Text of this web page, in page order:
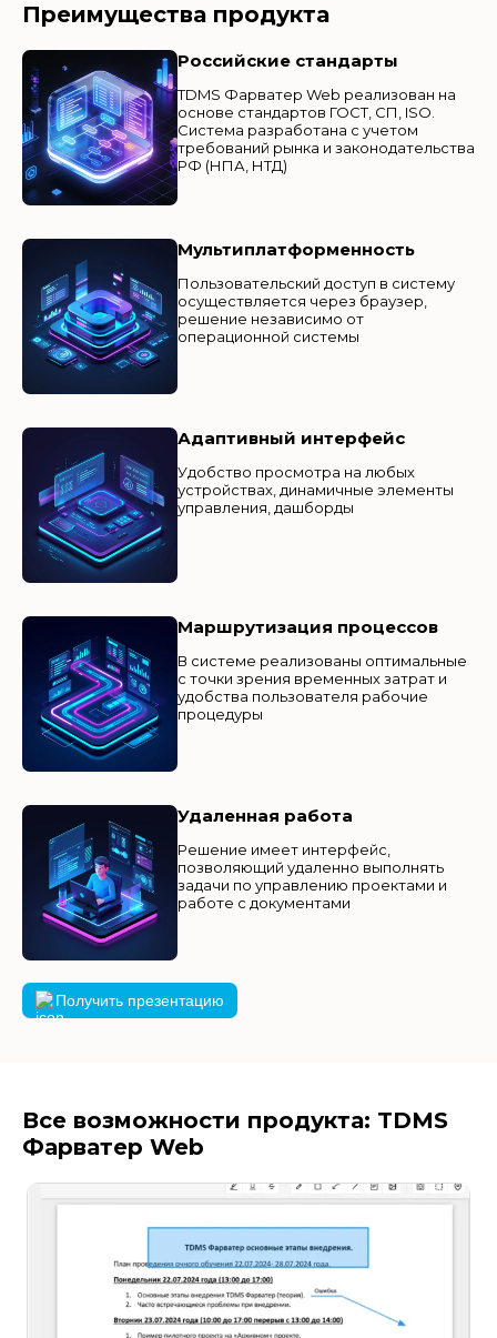
Преимущества продукта
Российские стандарты
TDMS Фарватер Web реализован на
основе стандартов ГОСТ, СП, ISO.
Система разработана с учетом
требований рынка и законодательства
РФ (НПА, НТД)
Мультиплатформенность
Пользовательский доступ в систему
осуществляется через браузер,
решение независимо от
операционной системы
Адаптивный интерфейс
Удобство просмотра на любых
устройствах, динамичные элементы
управления, дашборды
Маршрутизация процессов
В системе реализованы оптимальные
с точки зрения временных затрат и
удобства пользователя рабочие
процедуры
Удаленная работа
Решение имеет интерфейс,
позволяющий удаленно выполнять
задачи по управлению проектами и
работе с документами
Получить презентацию
Все возможности продукта: TDMS
Фарватер Web